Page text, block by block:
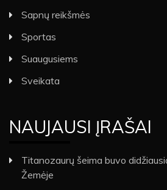
Sapnų reikšmės
Sportas
Suaugusiems
Sveikata
NAUJAUSI ĮRAŠAI
Titanozaurų šeima buvo
Žemėje